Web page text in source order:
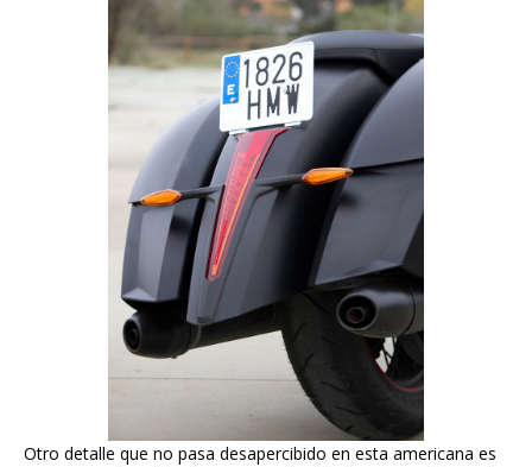
Otro detalle que no pasa desapercibido en esta americana es